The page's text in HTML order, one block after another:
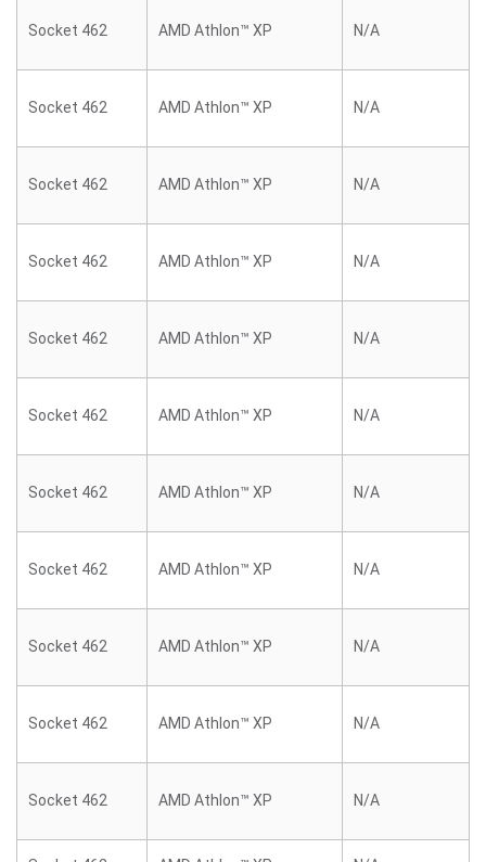
Socket 462 AMD Athlon™ XP N/A
Socket 462 AMD Athlon™ XP N/A
Socket 462 AMD Athlon™ XP N/A
Socket 462 AMD Athlon™ XP N/A
Socket 462 AMD Athlon™ XP N/A
Socket 462 AMD Athlon™ XP N/A
Socket 462 AMD Athlon™ XP N/A
Socket 462 AMD Athlon™ XP N/A
Socket 462 AMD Athlon™ XP N/A
Socket 462 AMD Athlon™ XP N/A
Socket 462 AMD Athlon™ XP N/A